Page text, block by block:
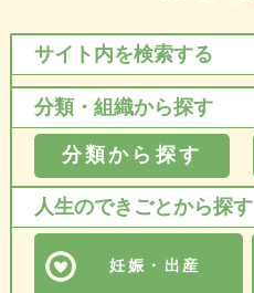
サイト内を検索する
分類・組織から探す
分類から探す
人生のできごとから探す
妊娠・出産